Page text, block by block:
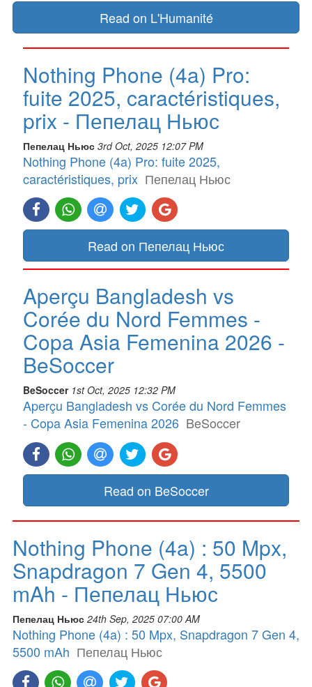
Read on L'Humanité
Nothing Phone (4a) Pro:
fuite 2025, caractéristiques,
prix - Пепелац Ньюс
Пепелац Ньюс 3rd Oct, 2025 12:07 PM
Nothing Phone (4a) Pro: fuite 2025,
caractéristiques, prix Пепелац Ньюс
Read on Пепелац Ньюс
Aperçu Bangladesh vs
Corée du Nord Femmes -
Copa Asia Femenina 2026 -
BeSoccer
BeSoccer 1st Oct, 2025 12:32 PM
Aperçu Bangladesh vs Corée du Nord Femmes
- Copa Asia Femenina 2026 BeSoccer
Read on BeSoccer
Nothing Phone (4a) : 50 Mpx,
Snapdragon 7 Gen 4, 5500
mAh - Пепелац Ньюс
Пепелац Ньюс 24th Sep, 2025 07:00 AM
Nothing Phone (4a) : 50 Mpx, Snapdragon 7 Gen 4,
5500 mAh Пепелац Ньюс